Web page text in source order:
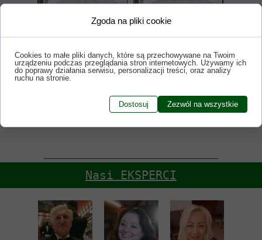
<<< POWRÓT
Nasi EKSPERCI
Zgoda na pliki cookie
Cookies to małe pliki danych, które są przechowywane na Twoim
urządzeniu podczas przeglądania stron internetowych. Używamy ich
do poprawy działania serwisu, personalizacji treści, oraz analizy
ruchu na stronie.
Dostosuj Zezwól na wszystkie